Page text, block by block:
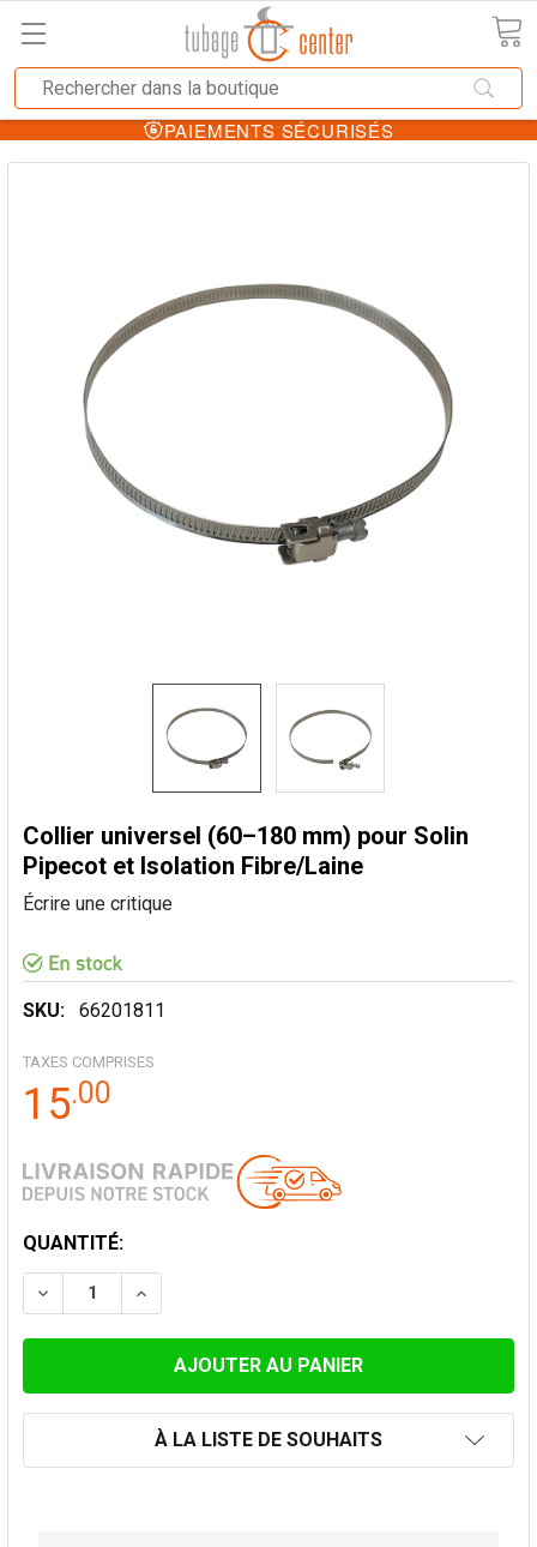
PAIEMENTS SÉCURISÉS
Collier universel (60–180 mm) pour Solin
Pipecot et Isolation Fibre/Laine
Écrire une critique
SKU: 66201811
TAXES COMPRISES
15.00
STOCK
ACTUEL:
QUANTITÉ:
DIMINUER LA QUANTITÉ DE COLLIER UNIVERSEL
AUGMENTER LA QUANTITÉ DE COLLIER
À LA LISTE DE SOUHAITS